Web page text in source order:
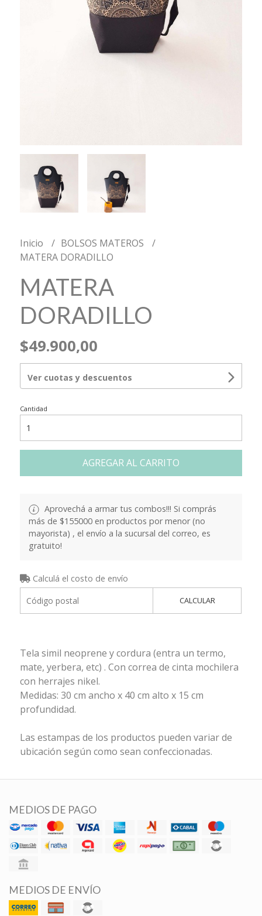
Inicio
BOLSOS MATEROS
MATERA DORADILLO
MATERA
DORADILLO
$49.900,00
Ver cuotas y descuentos
Cantidad
AGREGAR AL CARRITO
Aprovechá a armar tus combos!!! Si comprás
más de $155000 en productos por menor (no
mayorista) , el envío a la sucursal del correo, es
gratuito!
Calculá el costo de envío
CALCULAR
Tela simil neoprene y cordura (entra un termo,
mate, yerbera, etc) . Con correa de cinta mochilera
con herrajes nikel.
Medidas: 30 cm ancho x 40 cm alto x 15 cm
profundidad.
Las estampas de los productos pueden variar de
ubicación según como sean confeccionadas.
MEDIOS DE PAGO
MEDIOS DE ENVÍO